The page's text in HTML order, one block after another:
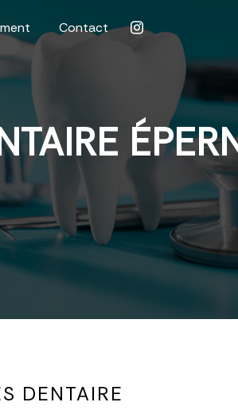
Contact
DENTAIRE